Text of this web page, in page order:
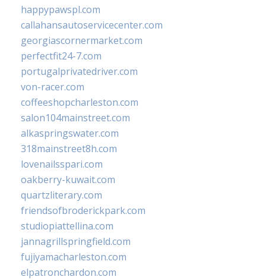
happypawspl.com
callahansautoservicecenter.com
georgiascornermarket.com
perfectfit24-7.com
portugalprivatedriver.com
von-racer.com
coffeeshopcharleston.com
salon104mainstreet.com
alkaspringswater.com
318mainstreet8h.com
lovenailsspari.com
oakberry-kuwait.com
quartzliterary.com
friendsofbroderickpark.com
studiopiattellina.com
jannagrillspringfield.com
fujiyamacharleston.com
elpatronchardon.com